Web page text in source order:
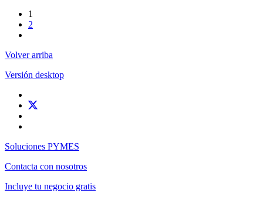
1
2
Volver arriba
Versión desktop
Soluciones PYMES
Contacta con nosotros
Incluye tu negocio gratis